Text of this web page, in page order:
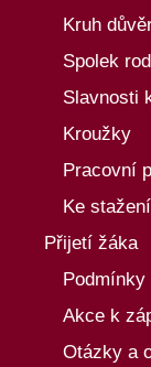
Kruh
Spolek
Slavnosti
Kroužky
Pracovní
Ke stažení
Přijetí žáka
Akce k
Otázky a